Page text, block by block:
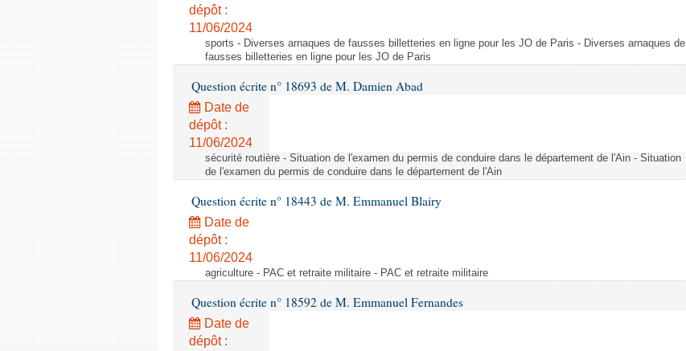
dépôt :
11/06/2024
sports - Diverses arnaques de fausses billetteries en ligne pour les JO de Paris - Diverses arnaques de
fausses billetteries en ligne pour les JO de Paris
Question écrite n° 18693 de M. Damien Abad
Date de
dépôt :
11/06/2024
sécurité routière - Situation de l'examen du permis de conduire dans le département de l'Ain - Situation
de l'examen du permis de conduire dans le département de l'Ain
Question écrite n° 18443 de M. Emmanuel Blairy
Date de
dépôt :
11/06/2024
agriculture - PAC et retraite militaire - PAC et retraite militaire
Question écrite n° 18592 de M. Emmanuel Fernandes
Date de
dépôt :